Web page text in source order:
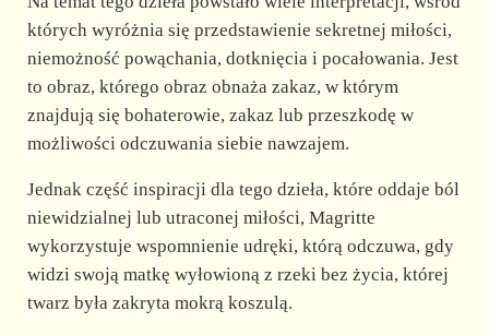
których wyróżnia się przedstawienie sekretnej miłości,
niemożność powąchania, dotknięcia i pocałowania. Jest
to obraz, którego obraz obnaża zakaz, w którym
znajdują się bohaterowie, zakaz lub przeszkodę w
możliwości odczuwania siebie nawzajem.
Jednak część inspiracji dla tego dzieła, które oddaje ból
niewidzialnej lub utraconej miłości, Magritte
wykorzystuje wspomnienie udręki, którą odczuwa, gdy
widzi swoją matkę wyłowioną z rzeki bez życia, której
twarz była zakryta mokrą koszulą.